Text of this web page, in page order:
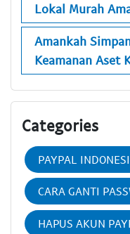
Lokal Murah
Amankah
Keamanan Aset
Categories
PAYPAL
CARA GANTI
HAPUS AKUN